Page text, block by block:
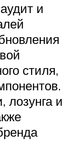
и
стиля,
лозунга и